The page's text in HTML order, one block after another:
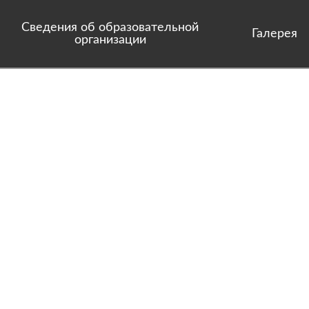
Сведения об образовательной
организации
Галерея